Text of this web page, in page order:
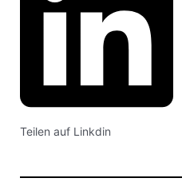
Teilen auf Linkdin